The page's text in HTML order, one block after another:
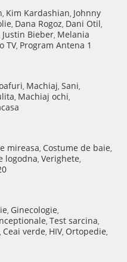
, Kim Kardashian, Johnny
, Dana Rogoz, Dani Otil,
Justin Bieber, Melania
TV, Program Antena 1
, Machiaj, Sani,
, Machiaj ochi,
mireasa, Costume de baie,
logodna, Verighete,
, Ginecologie,
, Test sarcina,
, Ceai verde, HIV, Ortopedie,